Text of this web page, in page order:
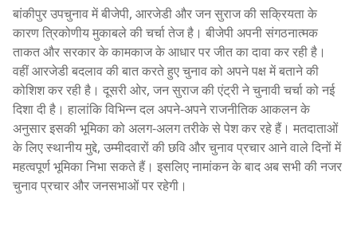
बांकीपुर उपचुनाव में बीजेपी, आरजेडी और जन सुराज की सक्रियता के
कारण त्रिकोणीय मुकाबले की चर्चा तेज है। बीजेपी अपनी संगठनात्मक
ताकत और सरकार के कामकाज के आधार पर जीत का दावा कर रही है।
वहीं आरजेडी बदलाव की बात करते हुए चुनाव को अपने पक्ष में बताने की
कोशिश कर रही है। दूसरी ओर, जन सुराज की एंट्री ने चुनावी चर्चा को नई
दिशा दी है। हालांकि विभिन्न दल अपने-अपने राजनीतिक आकलन के
अनुसार इसकी भूमिका को अलग-अलग तरीके से पेश कर रहे हैं। मतदाताओं
के लिए स्थानीय मुद्दे, उम्मीदवारों की छवि और चुनाव प्रचार आने वाले दिनों में
महत्वपूर्ण भूमिका निभा सकते हैं। इसलिए नामांकन के बाद अब सभी की नजर
चुनाव प्रचार और जनसभाओं पर रहेगी।